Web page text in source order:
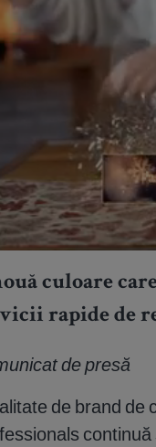
culoare
rapide de
de presă
de brand de